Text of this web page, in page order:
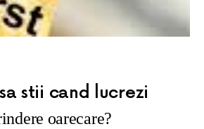
stii cand lucrezi
oarecare?